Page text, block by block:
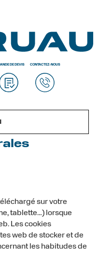
DE DEVIS CONTACTEZ-NOUS
sur votre
tablette…) lorsque
Les cookies
web de stocker et de
les habitudes de